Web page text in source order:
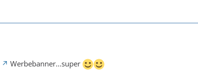
Werbebanner...super